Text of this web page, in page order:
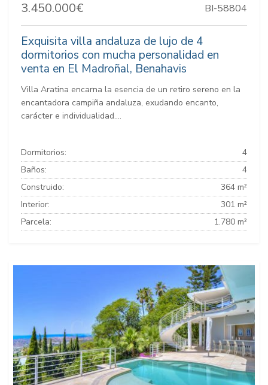
3.450.000€ BI-58804
Exquisita villa andaluza de lujo de 4
dormitorios con mucha personalidad en
venta en El Madroñal, Benahavis
Villa Aratina encarna la esencia de un retiro sereno en la
encantadora campiña andaluza, exudando encanto,
carácter e individualidad....
Dormitorios:
4
Baños:
4
Construido:
364 m²
Interior:
301 m²
Parcela:
1.780 m²